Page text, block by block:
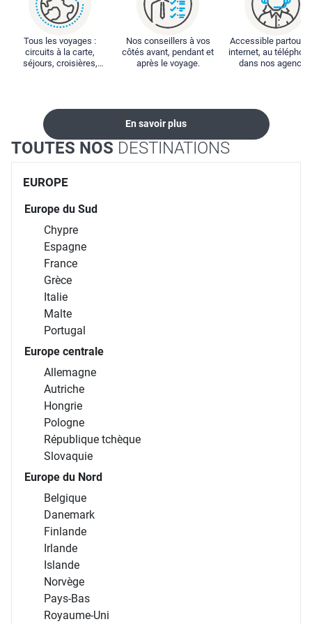
Tous les voyages :
circuits à la carte,
séjours, croisières,
Nos conseillers à vos
côtés avant, pendant et
après le voyage.
Accessible partout :
internet, au
dans nos
En savoir plus
TOUTES NOS DESTINATIONS
EUROPE
Europe du Sud
Chypre
Espagne
France
Grèce
Italie
Malte
Portugal
Europe centrale
Allemagne
Autriche
Hongrie
Pologne
République tchèque
Slovaquie
Europe du Nord
Belgique
Danemark
Finlande
Irlande
Islande
Norvège
Pays-Bas
Royaume-Uni